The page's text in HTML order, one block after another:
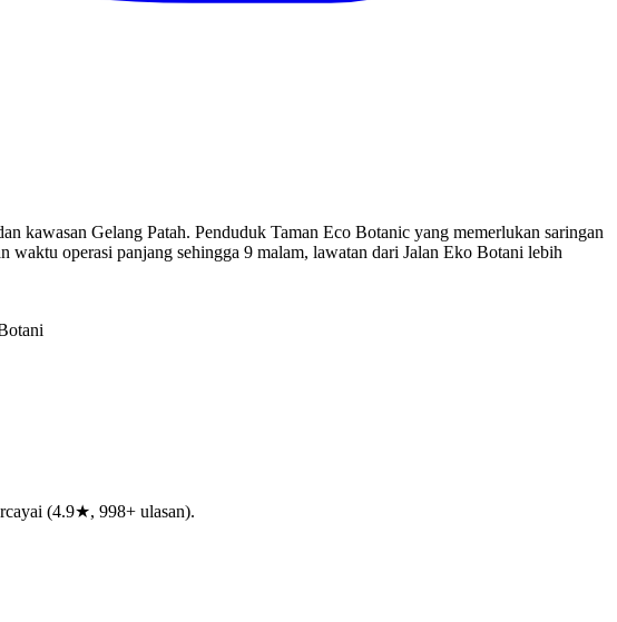
Gelang Patah. Penduduk Taman Eco Botanic yang memerlukan saringan
operasi panjang sehingga 9 malam, lawatan dari Jalan Eko Botani lebih
(4.9★, 998+ ulasan).